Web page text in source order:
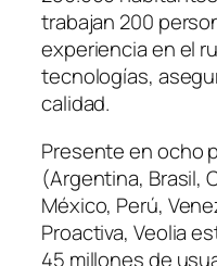
trabajan 200
experiencia en el
tecnologías,
calidad.
Presente en ocho
(Argentina, Brasil,
México, Perú,
Proactiva, Veolia
45 millones de